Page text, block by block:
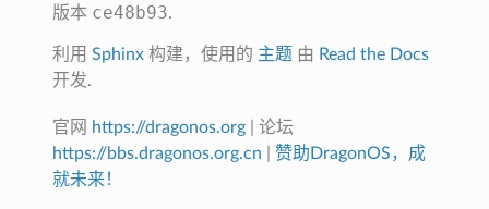
版本 ce48b93.
利用Sphinx 构建，使用的 主题 由 Read the Docs
开发.
官网 https://dragonos.org | 论坛
https://bbs.dragonos.org.cn
赞助DragonOS，成
就未来！